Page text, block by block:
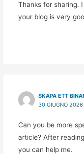
Thanks for sharing.
your blog is very
SKAPA ETT
30 GIUGNO 2026
Can you be more
article? After
you can help me.